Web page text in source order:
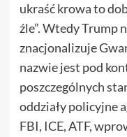
ukraść krowa to
źle”. Wtedy Trump
znacjonalizuje
nazwie jest pod
poszczególnych
oddziały policyjne
FBI, ICE, ATF,